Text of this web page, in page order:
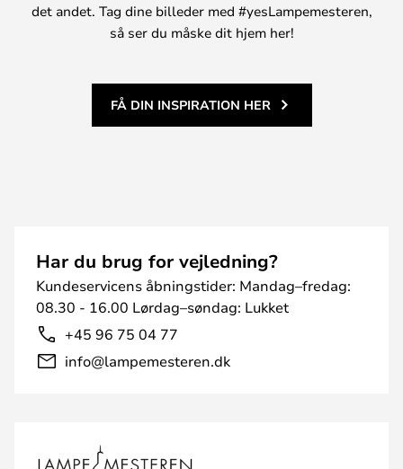
det andet. Tag dine billeder med #yesLampemesteren,
så ser du måske dit hjem her!
FÅ DIN INSPIRATION HER
Har du brug for vejledning?
Kundeservicens åbningstider: Mandag–fredag:
08.30 - 16.00 Lørdag–søndag: Lukket
+45 96 75 04 77
info@lampemesteren.dk